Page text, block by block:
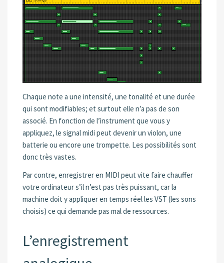
Chaque note a une intensité, une tonalité et une durée
qui sont modifiables; et surtout elle n’a pas de son
associé. En fonction de l’instrument que vous y
appliquez, le signal midi peut devenir un violon, une
batterie ou encore une trompette. Les possibilités sont
donc très vastes.
Par contre, enregistrer en MIDI peut vite faire chauffer
votre ordinateur s’il n’est pas très puissant, car la
machine doit y appliquer en temps réel les VST (les sons
choisis) ce qui demande pas mal de ressources.
L’enregistrement